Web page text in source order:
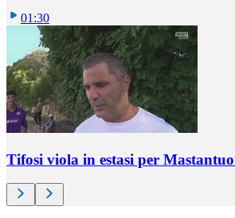
01:30
Tifosi viola in estasi per